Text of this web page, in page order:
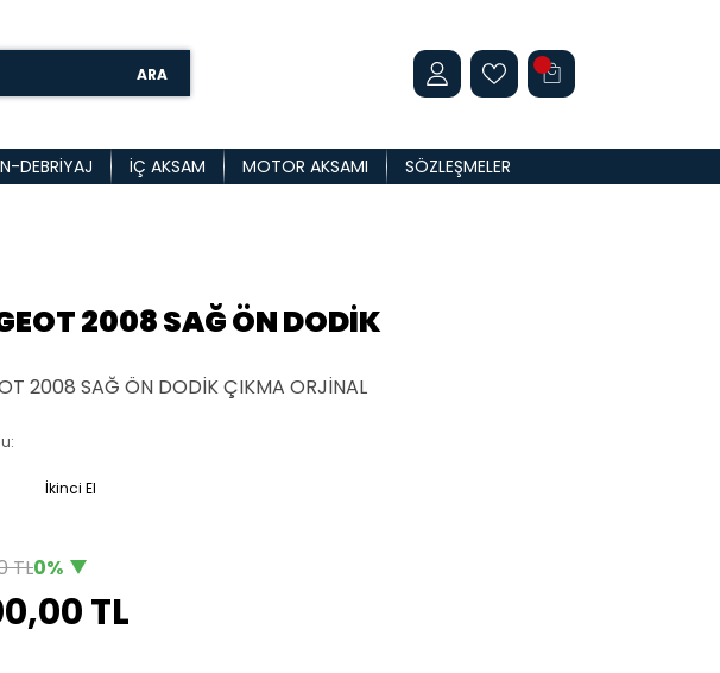
ARA
DEBRIYAJ İÇ AKSAM MOTOR AKSAMI SÖZLEŞMELER
2008 SAĞ ÖN DODİK
2008 SAĞ ÖN DODİK ÇIKMA ORJİNAL
İkinci El
TL0%
TL